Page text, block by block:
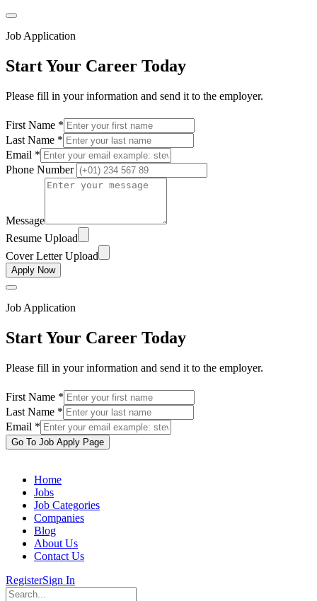
Job Application
Start Your Career Today
Please fill in your information and send it to the employer.
First Name *
Last Name *
Email *
Phone Number
Message
Resume Upload
Cover Letter Upload
Apply Now
Job Application
Start Your Career Today
Please fill in your information and send it to the employer.
First Name *
Last Name *
Email *
Go To Job Apply Page
Home
Jobs
Job Categories
Companies
Blog
About Us
Contact Us
RegisterSign In